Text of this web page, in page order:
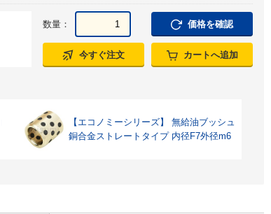
数量： 価格を確認
今すぐ注文 カートへ追加
【エコノミーシリーズ】 無給油ブッシュ
銅合金ストレートタイプ 内径F7外径m6